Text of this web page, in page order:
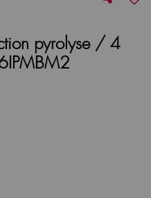
pyrolyse / 4